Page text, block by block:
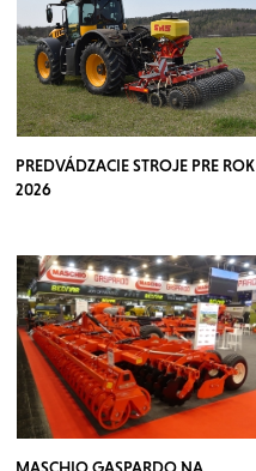
PREDVÁDZACIE STROJE PRE ROK
2026